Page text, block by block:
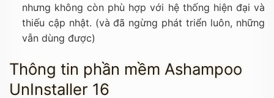
nhưng không còn phù hợp với hệ thống hiện đại và
thiếu cập nhật. (và đã ngừng phát triển luôn, những
vẫn dùng được)
Thông tin phần mềm Ashampoo
UnInstaller 16